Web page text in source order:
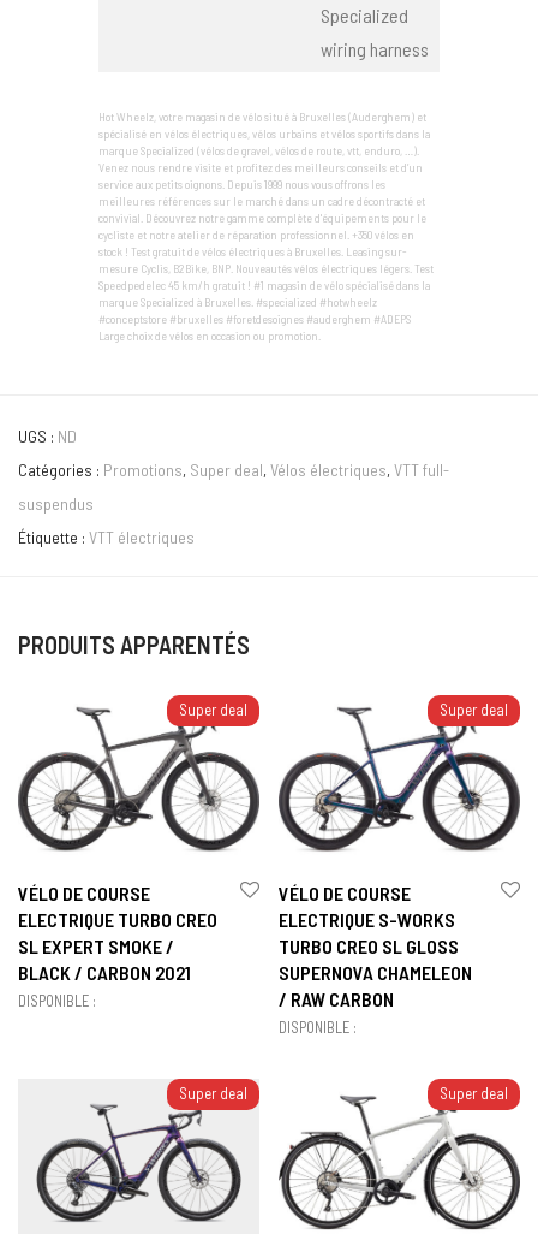
Specialized
wiring harness
Hot Wheelz, votre magasin de vélo situé à Bruxelles (Auderghem) et
spécialisé en vélos électriques, vélos urbains et vélos sportifs dans la
marque Specialized (vélos de gravel, vélos de route, vtt, enduro, …).
Venez nous rendre visite et profitez des meilleurs conseils et d’un
service aux petits oignons. Depuis 1999 nous vous offrons les
meilleures références sur le marché dans un cadre décontracté et
convivial. Découvrez notre gamme complète d'équipements pour le
cycliste et notre atelier de réparation professionnel. +350 vélos en
stock ! Test gratuit de vélos électriques à Bruxelles. Leasing sur-
mesure Cyclis, B2Bike, BNP. Nouveautés vélos électriques légers. Test
Speedpedelec 45 km/h gratuit ! #1 magasin de vélo spécialisé dans la
marque Specialized à Bruxelles. #specialized #hotwheelz
#conceptstore #bruxelles #foretdesoignes #auderghem #ADEPS
Large choix de vélos en occasion ou promotion.
UGS : ND
Catégories : Promotions, Super deal, Vélos électriques, VTT full-
suspendus
Étiquette : VTT électriques
PRODUITS APPARENTÉS
Super deal
VÉLO DE COURSE
ELECTRIQUE TURBO CREO
SL EXPERT SMOKE /
BLACK / CARBON 2021
DISPONIBLE :
Super deal
VÉLO DE COURSE
ELECTRIQUE S-WORKS
TURBO CREO SL GLOSS
SUPERNOVA CHAMELEON
/ RAW CARBON
DISPONIBLE :
Super deal Super deal